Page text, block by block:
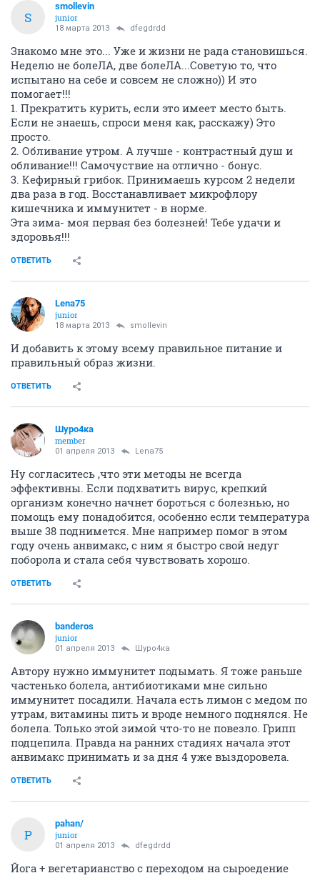
S
smollevin
junior
18 марта 2013 dfegdrdd
Знакомо мне это... Уже и жизни не рада становишься.
Неделю не болеЛА, две болеЛА...Советую то, что
испытано на себе и совсем не сложно)) И это
помогает!!!
1. Прекратить курить, если это имеет место быть.
Если не знаешь, спроси меня как, расскажу) Это
просто.
2. Обливание утром. А лучше - контрастный душ и
обливание!!! Самочуствие на отлично - бонус.
3. Кефирный грибок. Принимаешь курсом 2 недели
два раза в год. Восстанавливает микрофлору
кишечника и иммунитет - в норме.
Эта зима- моя первая без болезней! Тебе удачи и
здоровья!!!
ОТВЕТИТЬ
Lena75
junior
18 марта 2013 smollevin
И добавить к этому всему правильное питание и
правильный образ жизни.
ОТВЕТИТЬ
Шуро4ка
member
01 апреля 2013 Lena75
Ну согласитесь ,что эти методы не всегда
эффективны. Если подхватить вирус, крепкий
организм конечно начнет бороться с болезнью, но
помощь ему понадобится, особенно если температура
выше 38 поднимется. Мне например помог в этом
году очень анвимакс, с ним я быстро свой недуг
поборола и стала себя чувствовать хорошо.
ОТВЕТИТЬ
banderos
junior
01 апреля 2013 Шуро4ка
Автору нужно иммунитет подымать. Я тоже раньше
частенько болела, антибиотиками мне сильно
иммунитет посадили. Начала есть лимон с медом по
утрам, витамины пить и вроде немного поднялся. Не
болела. Только этой зимой что-то не повезло. Грипп
подцепила. Правда на ранних стадиях начала этот
анвимакс принимать и за дня 4 уже выздоровела.
ОТВЕТИТЬ
P
pahan/
junior
01 апреля 2013 dfegdrdd
Йога + вегетарианство с переходом на сыроедение